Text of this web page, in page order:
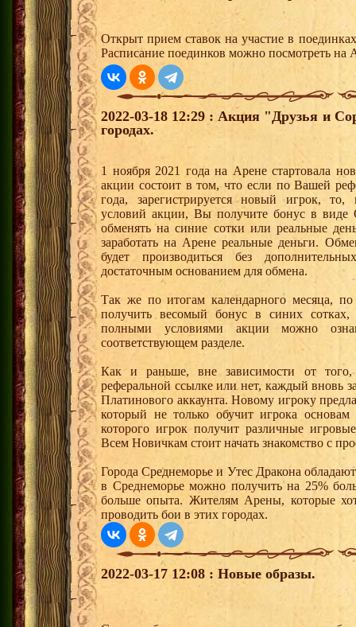
Открыт прием ставок на участие в
Расписание поединков можно посмотреть на
2022-03-18 12:29 : Акция "Друзья и
городах.
1 ноября 2021 года на Арене стартовала
акции состоит в том, что если по Вашей
года, зарегистрируется новый игрок,
условий акции, Вы получите бонус в
обменять на синие сотки или реальные
заработать на Арене реальные деньги.
будет производиться без
достаточным основанием для обмена.
Так же по итогам календарного месяца,
получить весомый бонус в синих
полными условиями акции можно
соответствующем разделе.
Как и раньше, вне зависимости от того,
реферальной ссылке или нет, каждый вновь
Платинового аккаунта. Новому игроку
который не только обучит игрока
которого игрок получит различные
Всем Новичкам стоит начать знакомство с
Города Среднеморье и Утес Дракона
в Среднеморье можно получить на 25%
больше опыта. Жителям Арены, которые
проводить бои в этих городах.
2022-03-17 12:08 : Новые образы.